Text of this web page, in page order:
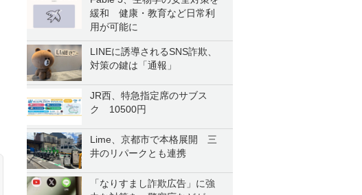
緩和 健康・教育など日常利
用が可能に
LINEに誘導されるSNS詐欺、
対策の鍵は「通報」
JR西、特急指定席のサブス
ク 10500円
Lime、京都市で本格展開 三
井のリパークとも連携
「なりすまし詐欺広告」に強